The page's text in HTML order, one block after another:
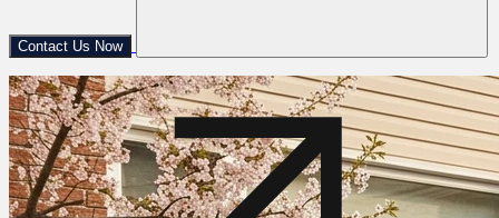
Contact Us Now